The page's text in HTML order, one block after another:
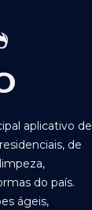
aplicativo de
de
do país.
ágeis,